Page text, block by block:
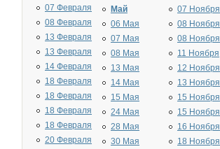
07 Февраля
08 Февраля
13 Февраля
13 Февраля
14 Февраля
18 Февраля
18 Февраля
18 Февраля
18 Февраля
20 Февраля
Май
06 Мая
07 Мая
08 Мая
13 Мая
14 Мая
15 Мая
24 Мая
28 Мая
30 Мая
07 Ноября
08 Ноября
08 Ноября
11 Ноября
12 Ноября
13 Ноября
15 Ноября
15 Ноября
16 Ноября
18 Ноября